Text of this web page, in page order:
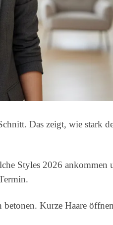
Das zeigt, wie stark
Styles 2026 ankommen
Kurze Haare